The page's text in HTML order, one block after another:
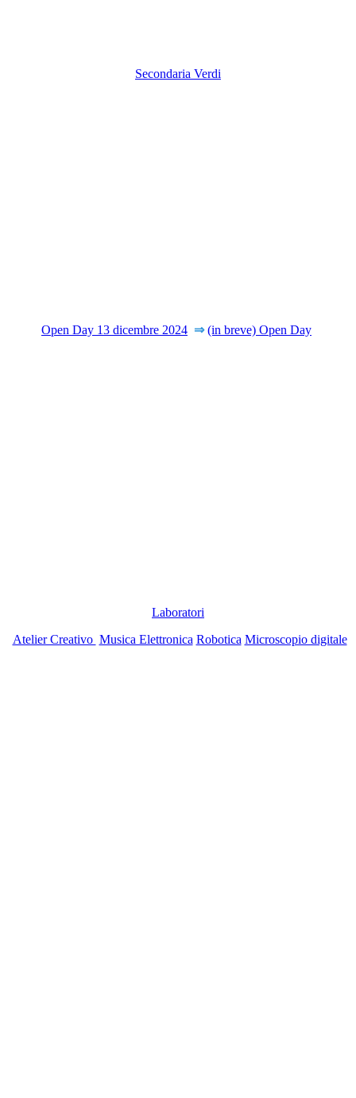
Secondaria Verdi
Open Day 13 dicembre 2024 ⇒ (in breve) Open Day
Laboratori
Atelier Creativo Musica Elettronica Robotica Microscopio digitale